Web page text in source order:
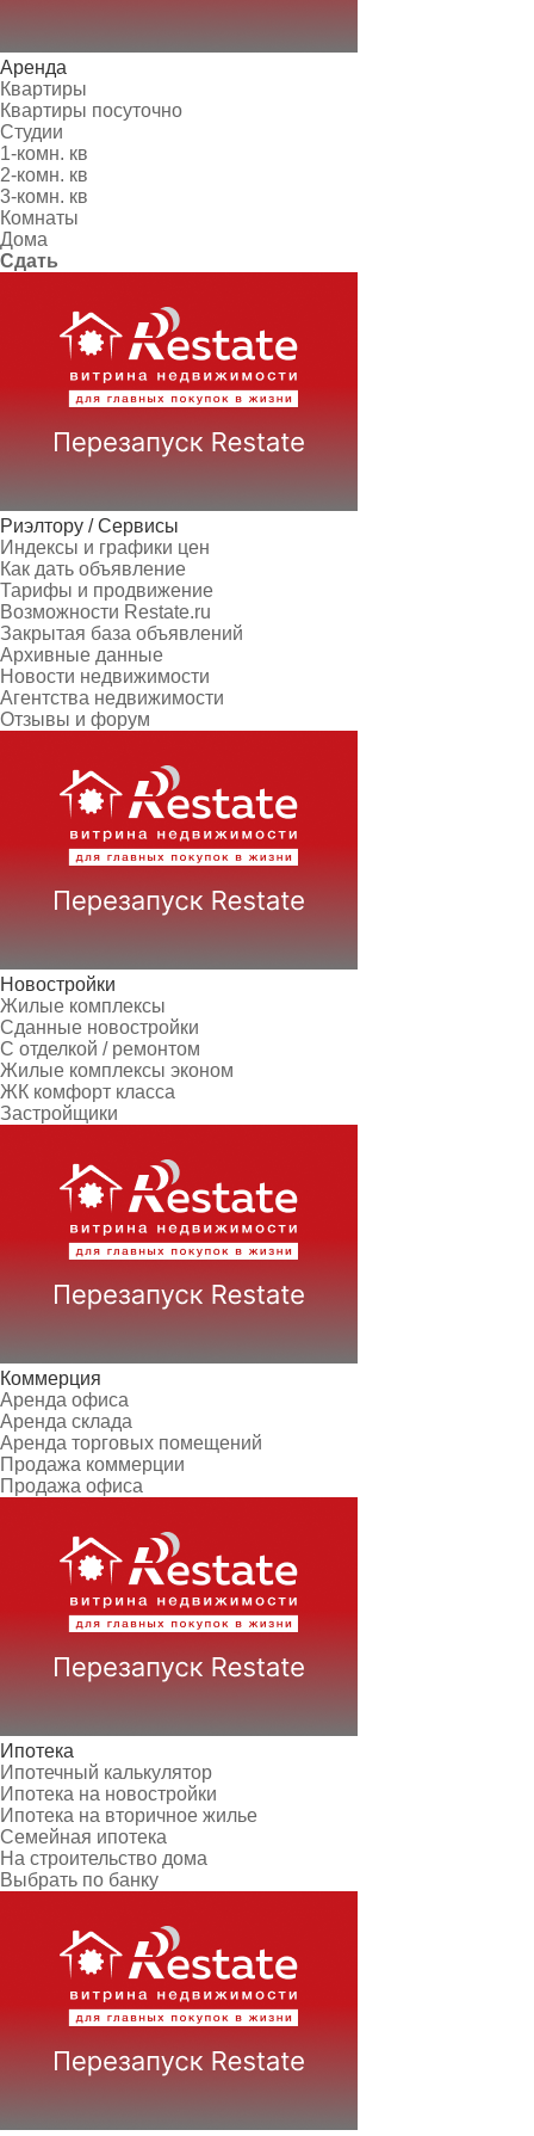
Аренда
Квартиры
Квартиры посуточно
Студии
1-комн. кв
2-комн. кв
3-комн. кв
Комнаты
Дома
Сдать
Риэлтору / Сервисы
Индексы и графики цен
Как дать объявление
Тарифы и продвижение
Возможности Restate.ru
Закрытая база объявлений
Архивные данные
Новости недвижимости
Агентства недвижимости
Отзывы и форум
Новостройки
Жилые комплексы
Сданные новостройки
С отделкой / ремонтом
Жилые комплексы эконом
ЖК комфорт класса
Застройщики
Коммерция
Аренда офиса
Аренда склада
Аренда торговых помещений
Продажа коммерции
Продажа офиса
Ипотека
Ипотечный калькулятор
Ипотека на новостройки
Ипотека на вторичное жилье
Семейная ипотека
На строительство дома
Выбрать по банку